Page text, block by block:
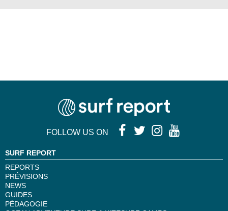
FOLLOW US ON
SURF REPORT
REPORTS
PRÉVISIONS
NEWS
GUIDES
PÉDAGOGIE